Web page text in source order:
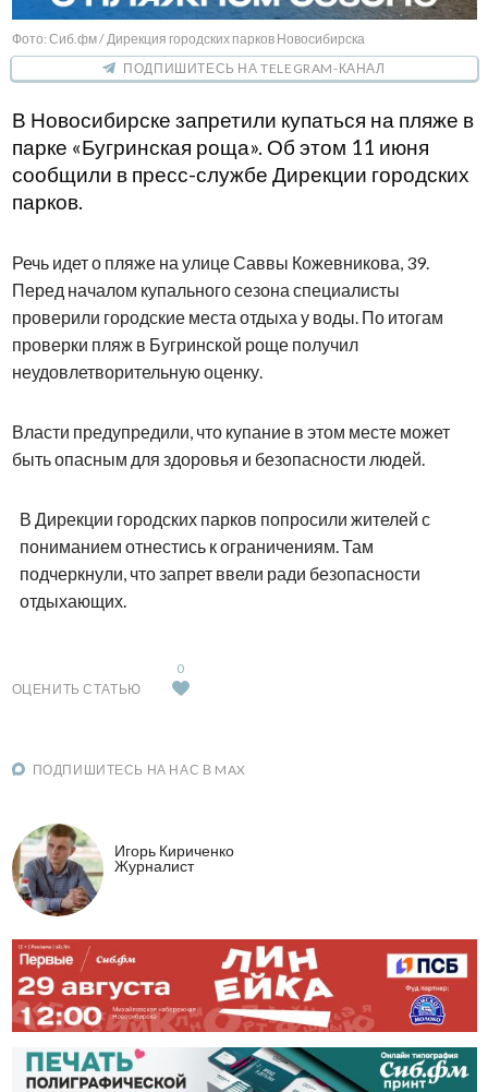
Фото: Сиб.фм / Дирекция городских парков Новосибирска
ПОДПИШИТЕСЬ НА TELEGRAM-КАНАЛ
В Новосибирске запретили купаться на пляже в
парке «Бугринская роща». Об этом 11 июня
сообщили в пресс-службе Дирекции городских
парков.
Речь идет о пляже на улице Саввы Кожевникова, 39.
Перед началом купального сезона специалисты
проверили городские места отдыха у воды. По итогам
проверки пляж в Бугринской роще получил
неудовлетворительную оценку.
Власти предупредили, что купание в этом месте может
быть опасным для здоровья и безопасности людей.
В Дирекции городских парков попросили жителей с
пониманием отнестись к ограничениям. Там
подчеркнули, что запрет ввели ради безопасности
отдыхающих.
ОЦЕНИТЬ СТАТЬЮ
0
ПОДПИШИТЕСЬ НА НАС В MAX
Игорь Кириченко
Журналист